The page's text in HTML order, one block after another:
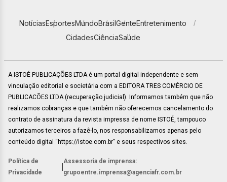
NotíciasEsportesMundoBrasilGenteEntretenimento
CidadesCiênciaSaúde
A ISTOÉ PUBLICAÇÕES LTDA é um portal digital independente e sem
vinculação editorial e societária com a EDITORA TRES COMÉRCIO DE
PUBLICACÕES LTDA (recuperação judicial). Informamos também que não
realizamos cobranças e que também não oferecemos cancelamento do
contrato de assinatura da revista impressa de nome ISTOÉ, tampouco
autorizamos terceiros a fazê-lo, nos responsabilizamos apenas pelo
conteúdo digital “https://istoe.com.br” e seus respectivos sites.
Política de
Privacidade
Assessoria de imprensa:
grupoentre.imprensa@agenciafr.com.br